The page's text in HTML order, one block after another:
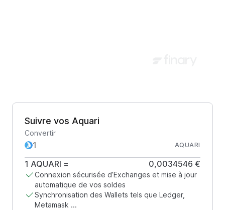
Suivre vos Aquari
Convertir
AQUARI
1 AQUARI = 0,0034546 €
Connexion sécurisée d’Exchanges et mise à jour
automatique de vos soldes
Synchronisation des Wallets tels que Ledger,
Metamask ...